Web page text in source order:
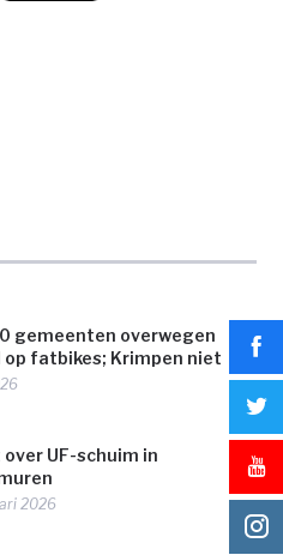
gemeenten overwegen
op fatbikes; Krimpen niet
UF-schuim in
2026